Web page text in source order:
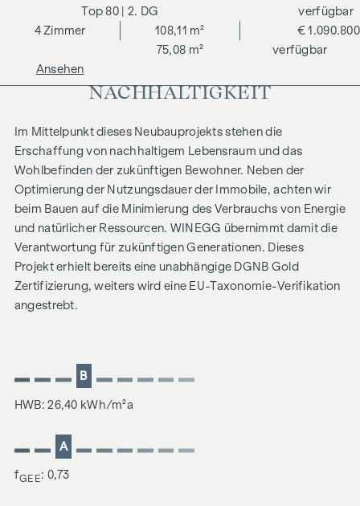
80 | 2. DG
4Zimmer 108,11 m²
75,08 m²
€ 1.090.800
verfügbar
verfügbar
Ansehen
NACHHALTIGKEIT
Im Mittelpunkt dieses Neubauprojekts stehen die
Erschaffung von nachhaltigem Lebensraum und das
Wohlbefinden der zukünftigen Bewohner. Neben der
Optimierung der Nutzungsdauer der Immobile, achten wir
beim Bauen auf die Minimierung des Verbrauchs von Energie
und natürlicher Ressourcen. WINEGG übernimmt damit die
Verantwortung für zukünftigen Generationen. Dieses
Projekt erhielt bereits eine unabhängige DGNB Gold
Zertifizierung, weiters wird eine EU-Taxonomie-Verifikation
angestrebt.
B
HWB: 26,40 kWh/m²a
A
fGEE: 0,73